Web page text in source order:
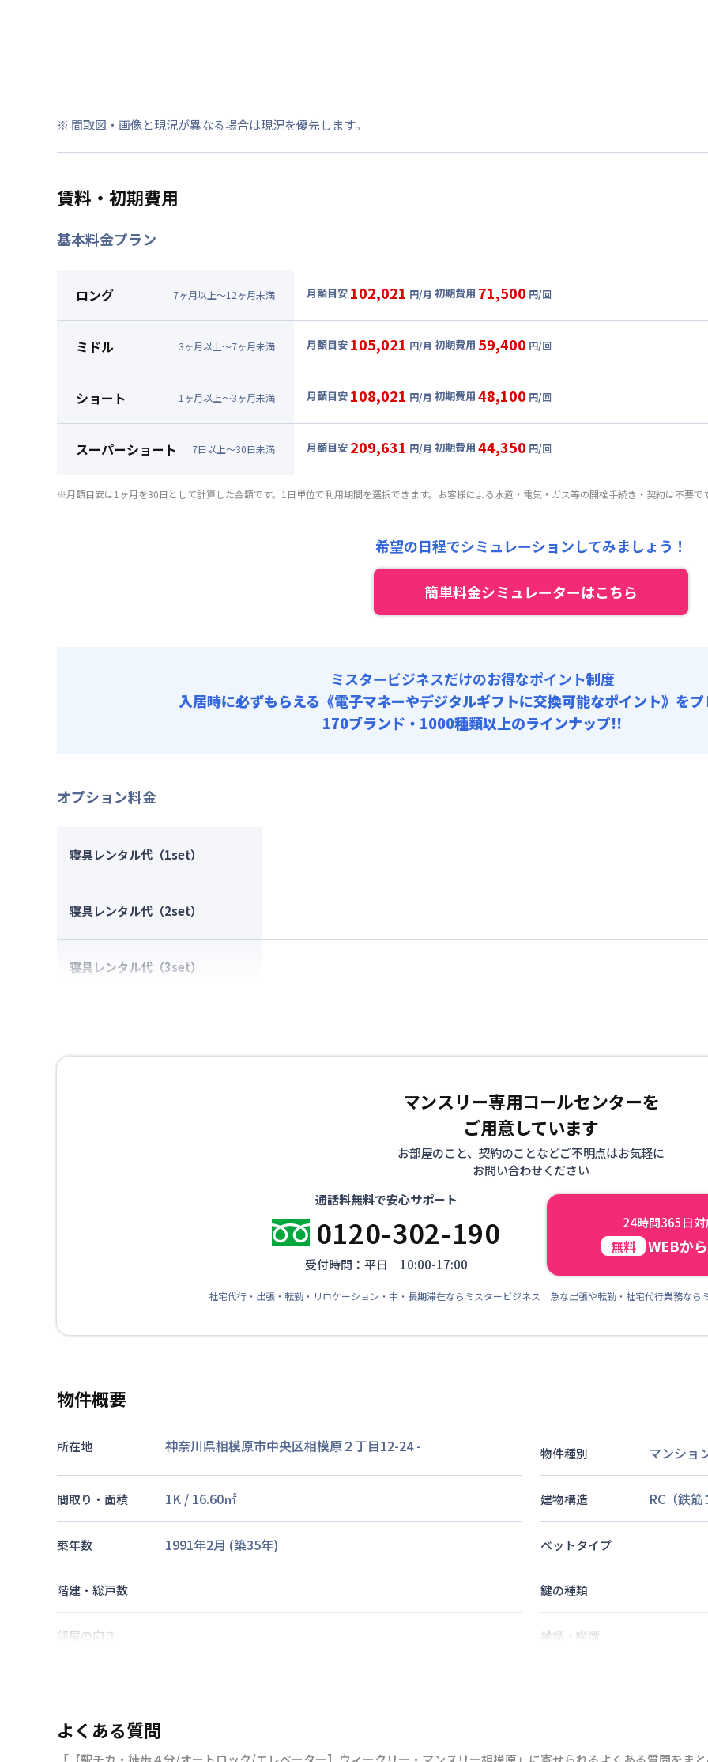
※ 間取図・画像と現況が異なる場合は現況を優先します。
賃料・初期費用
基本料金プラン
ロング 7ヶ月以上～12ヶ月未満 月額目安 102,021 円/月 初期費用 71,500 円/回
63,000円/月 (2,100円/日)
光熱費他 : 19,110円/月 (637円/日) (税抜)
清掃料他 : 47,500円/回 (税抜)
その他費用 :
初期費用
補償保険負担金 : 9,350円/回
契約事務手数料 : 9,000円/回 (税抜)
ミドル 3ヶ月以上～7ヶ月未満 月額目安 105,021 円/月 初期費用 59,400 円/回
66,000円/月 (2,200円/日)
光熱費他 : 19,110円/月 (637円/日) (税抜)
清掃料他 : 36,500円/回 (税抜)
その他費用 :
管理費: 18,000円/月 (600円/日)
契約事務手数料 : 9,000円/回 (税抜)
ショート 1 ヶ月以上～3ヶ月未満 月額目安 108,021 円/月 初期費用 48,100 円/回
69,000円/月 (2,300円/日)
光熱費他 : 19,110円/月 (637円/日) (税抜)
清掃料他 : 26,227円/回 (税抜)
18,000円/月 (600円/日)
補償保険負担金 : 9,350円/回
契約事務手数料 : 9,000円/回 (税抜)
スーパーショート 7日以上～30日未満 月額目安 209,631 円/月 初期費用 44,350 円/回
月額賃料目安(30日利用)
22,818円/回 (税抜)
18,000円/月 (600円/日)
※月額目安は1ヶ月を30日として計算した金額です。1日単位で利用期間を選択できます。お客様による水道・電気・ガス等の開栓手続き・契約は不要で
希望の日程でシミュレーションしてみましょう！
簡単料金シミュレーターはこちら
ミスタービジネスだけのお得なポイント制度
入居時に必ずもらえる 《電子マネーやデジタルギフトに交換可能なポイント》を
170ブランド・1000種類以上のラインナップ!!
オプション料金
寝具レンタル代（1set）
寝具レンタル代（2set）
寝具レンタル代（3set）
マンスリー専用コールセンターを
ご用意しています
お部屋のこと、契約のことなどご不明点はお気軽に
お問い合わせください
通話料無料で安心サポート
0120-302-190
受付時間：平日 10:00-17:00
24時間365日
無料 WEBか
社宅代行・出張・転勤・リロケーション・中・長期滞在ならミスタービジネス 急な出張や転勤・社宅代行業務なら
物件概要
所在地 神奈川県相模原市中央区相模原２丁目12-24 - 物件種別 マンショ
間取り・面積 1K / 16.60㎡ 建物構造 RC（鉄
築年数 1991年2月 (築35年) ベットタイプ
階建・総戸数 鍵の種類
部屋の向き 禁煙・喫煙
よくある質問